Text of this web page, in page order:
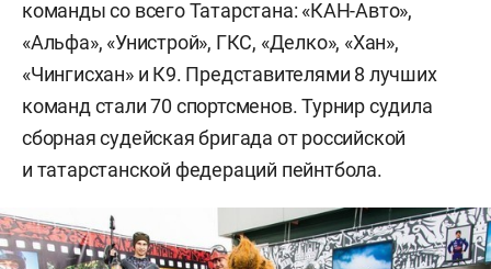
команды со всего Татарстана: «КАН-Авто»,
«Альфа», «Унистрой», ГКС, «Делко», «Хан»,
«Чингисхан» и К9. Представителями 8 лучших
команд стали 70 спортсменов. Турнир судила
сборная судейская бригада от российской
и татарстанской федераций пейнтбола.